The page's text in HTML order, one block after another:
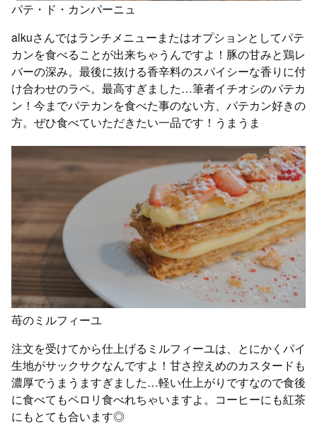
パテ・ド・カンパーニュ
alkuさんではランチメニューまたはオプションとしてパテ
カンを食べることが出来ちゃうんですよ！豚の甘みと鶏レ
バーの深み。最後に抜ける香辛料のスパイシーな香りに付
け合わせのラペ。最高すぎました…筆者イチオシのパテカ
ン！今までパテカンを食べた事のない方、パテカン好きの
方。ぜひ食べていただきたい一品です！うまうま
苺のミルフィーユ
注文を受けてから仕上げるミルフィーユは、とにかくパイ
生地がサックサクなんですよ！甘さ控えめのカスタードも
濃厚でうまうますぎました…軽い仕上がりですなので食後
に食べてもペロリ食べれちゃいますよ。コーヒーにも紅茶
にもとても合います◎